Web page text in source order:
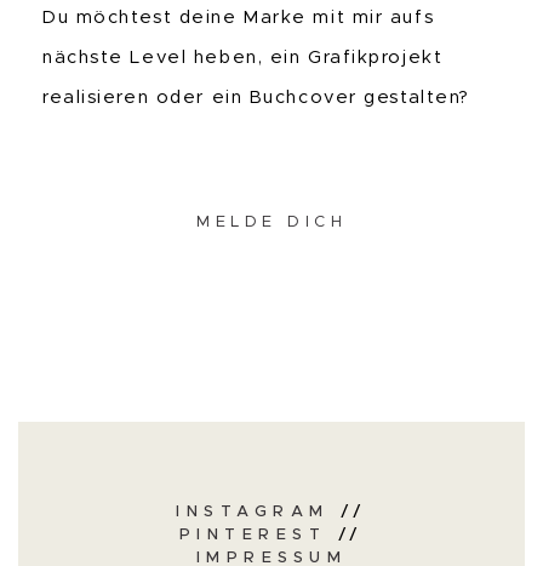
Du möchtest deine Marke mit mir aufs
nächste Level heben, ein Grafikprojekt
realisieren oder ein Buchcover gestalten?
MELDE DICH
INSTAGRAM
//
PINTEREST
//
IMPRESSUM